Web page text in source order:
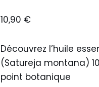
10,90 €
Découvrez l’huile
(Satureja montana)
point botanique